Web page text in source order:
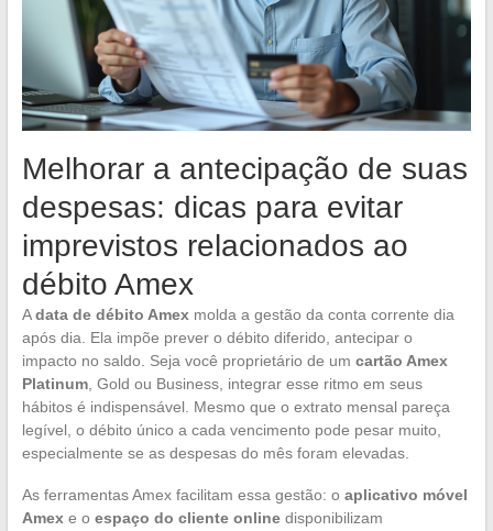
Melhorar a antecipação de suas
despesas: dicas para evitar
imprevistos relacionados ao
débito Amex
Adata de débito Amexmolda a gestão da conta corrente dia
após dia. Ela impõe prever o débito diferido, antecipar o
impacto no saldo. Seja você proprietário de um cartão Amex
Platinum, Gold ou Business, integrar esse ritmo em seus
hábitos é indispensável. Mesmo que o extrato mensal pareça
legível, o débito único a cada vencimento pode pesar muito,
especialmente se as despesas do mês foram elevadas.
As ferramentas Amex facilitam essa gestão: o aplicativo móvel
Amexe o espaço do cliente onlinedisponibilizam